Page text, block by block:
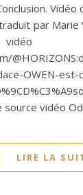
Vidéo
par Marie
vidéo
OWEN-est-
source vidéo
LIRE LA